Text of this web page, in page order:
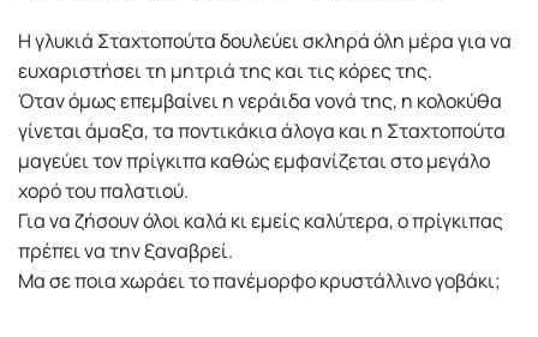
Η γλυκιά Σταχτοπούτα δουλεύει σκληρά όλη μέρα για να
ευχαριστήσει τη μητριά της και τις κόρες της.
Όταν όμως επεμβαίνει η νεράιδα νονά της, η κολοκύθα
γίνεται άμαξα, τα ποντικάκια άλογα και η Σταχτοπούτα
μαγεύει τον πρίγκιπα καθώς εμφανίζεται στο μεγάλο
χορό του παλατιού.
Για να ζήσουν όλοι καλά κι εμείς καλύτερα, ο πρίγκιπας
πρέπει να την ξαναβρεί.
Μα σε ποια χωράει το πανέμορφο κρυστάλλινο γοβάκι;